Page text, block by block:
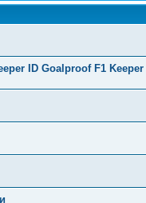
ID Goalproof F1 Keeper